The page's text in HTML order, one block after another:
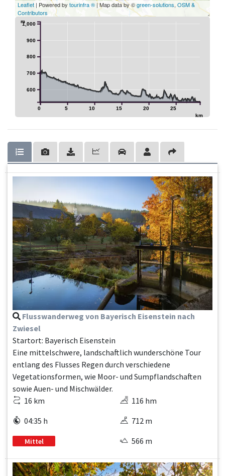
Leaflet | Powered by tourinfra ® | Map data by ©green-solutions, OSM &
Contributors
0 5 10 15 20 25
km
600
700
800
900
1,000
m
Flusswanderweg von Bayerisch Eisenstein nach
Zwiesel
Startort: Bayerisch Eisenstein
Eine mittelschwere, landschaftlich wunderschöne Tour
entlang des Flusses Regen durch verschiedene
Vegetationsformen, wie Moor- und Sumpflandschaften
sowie Auen- und Mischwälder.
16 km
04:35 h
Mittel
116 hm
712 m
566 m